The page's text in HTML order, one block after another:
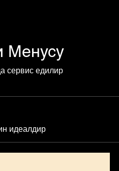
Менусу
сервис едилир
идеалдир